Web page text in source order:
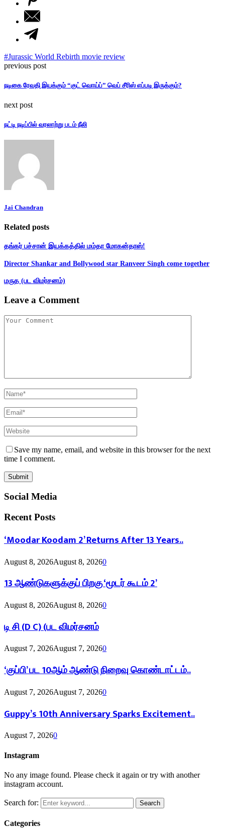
#Jurassic World Rebirth movie review
previous post
நடிகை ரேவதி இயக்கும் “குட் வொய்ப்” வெப் சீரிஸ் எப்படி இருக்கும்?
next post
நட்டி நடிப்பில் வரலாற்று படம் நீலி
Jai Chandran
Related posts
தங்கர் பச்சான் இயக்கத்தில் மம்தா மோகன்தாஸ்!
Director Shankar and Bollywood star Ranveer Singh come together
மருத (பட விமர்சனம்)
Leave a Comment
Save my name, email, and website in this browser for the next
time I comment.
Social Media
Recent Posts
‘Moodar Koodam 2’ Returns After 13 Years..
August 8, 2026August 8, 20260
13 ஆண்டுகளுக்குப் பிறகு ‘மூடர் கூடம் 2’
August 8, 2026August 8, 20260
டி சி (D C) (பட விமர்சனம்
August 7, 2026August 7, 20260
‘குப்பி’ பட 10ஆம் ஆண்டு நிறைவு கொண்டாட்டம்..
August 7, 2026August 7, 20260
Guppy’s 10th Anniversary Sparks Excitement..
August 7, 20260
Instagram
No any image found. Please check it again or try with another
instagram account.
Search for: Search
Categories